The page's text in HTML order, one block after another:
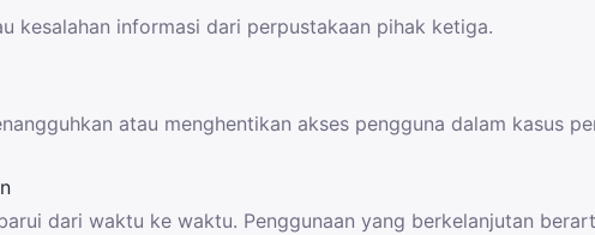
kesalahan informasi dari perpustakaan pihak ketiga.
atau menghentikan akses pengguna dalam kasus
dari waktu ke waktu. Penggunaan yang berkelanjutan